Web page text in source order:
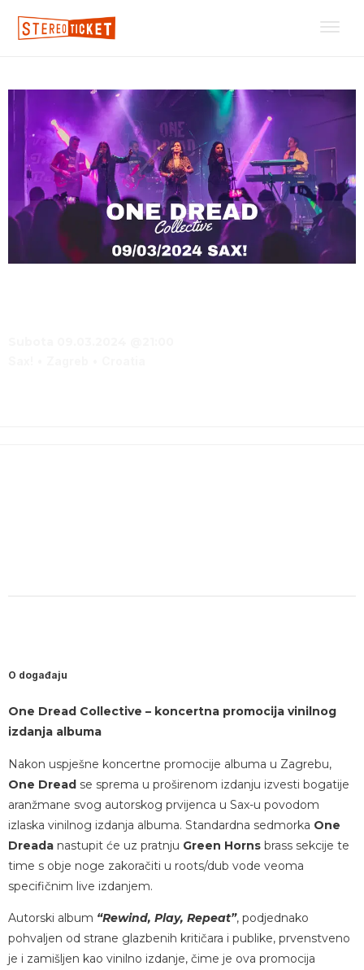
O događaju
One Dread Collective – koncertna promocija vinilnog
izdanja albuma
Nakon uspješne koncertne promocije albuma u Zagrebu,
One Dread se sprema u proširenom izdanju izvesti bogatije
aranžmane svog autorskog prvijenca u Sax-u povodom
izlaska vinilnog izdanja albuma. Standardna sedmorka One
Dreada nastupit će uz pratnju Green Horns brass sekcije te
time s obje noge zakoračiti u roots/dub vode veoma
specifičnim live izdanjem.
Autorski album “Rewind, Play, Repeat”, podjednako
pohvaljen od strane glazbenih kritičara i publike, prvenstveno
je i zamišljen kao vinilno izdanje, čime je ova promocija